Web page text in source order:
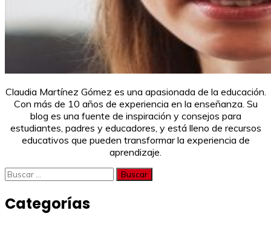
Claudia Martínez Gómez es una apasionada de la educación.
Con más de 10 años de experiencia en la enseñanza. Su
blog es una fuente de inspiración y consejos para
estudiantes, padres y educadores, y está lleno de recursos
educativos que pueden transformar la experiencia de
aprendizaje.
Buscar:
Categorías